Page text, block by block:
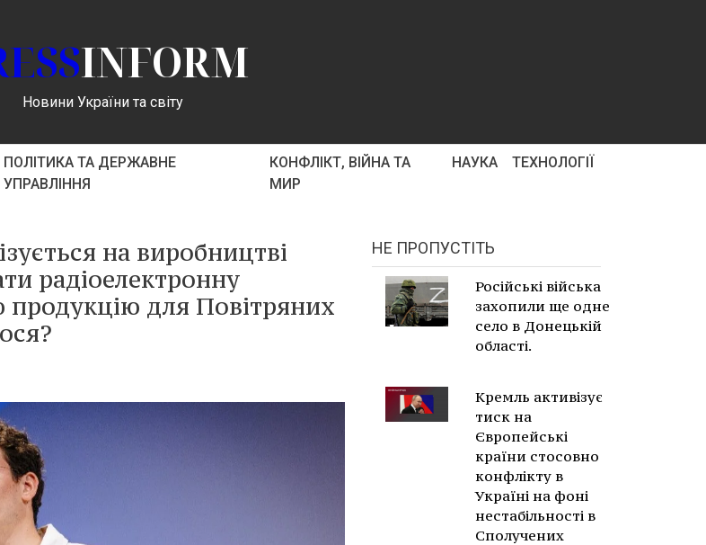
INFORM
Новини України та світу
ПОЛІТИКА ТА ДЕРЖАВНЕ
УПРАВЛІННЯ
КОНФЛІКТ, ВІЙНА ТА
МИР
НАУКА ТЕХНОЛОГІЇ
на виробництві
радіоелектронну
продукцію для Повітряних
НЕ ПРОПУСТІТЬ
Російські війська
захопили ще одне
село в Донецькій
області.
Кремль активізує
тиск на
Європейські
країни стосовно
конфлікту в
Україні на фоні
нестабільності в
Сполучених